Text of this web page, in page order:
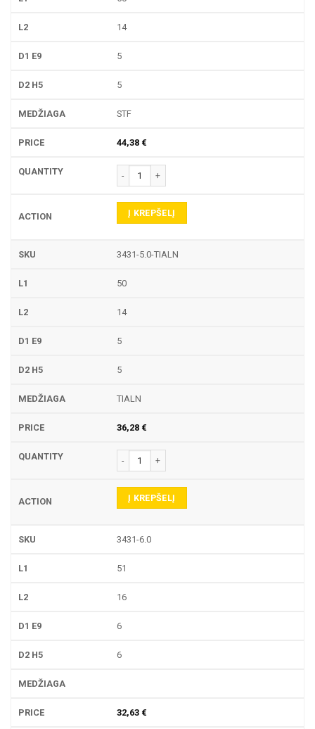
14
5
5
STF
44,38 €
produkto kiekis: 3431 PIRŠTINĖ FREZA
Į KREPŠELĮ
3431-5.0-TIALN
50
14
5
5
TIALN
36,28 €
produkto kiekis: 3431 PIRŠTINĖ FREZA
Į KREPŠELĮ
3431-6.0
51
16
6
6
32,63 €